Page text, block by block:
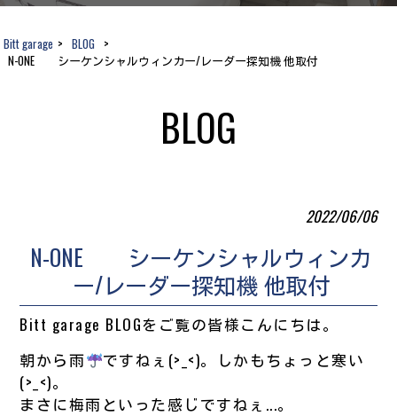
Bitt garage > BLOG >
N-ONE シーケンシャルウィンカー/レーダー探知機 他取付
BLOG
2022/06/06
N-ONE シーケンシャルウィンカ
ー/レーダー探知機 他取付
Bitt garage BLOGをご覧の皆様こんにちは。
朝から雨
ですねぇ(>_<)。しかもちょっと寒い
(>_<)。
まさに梅雨といった感じですねぇ...。